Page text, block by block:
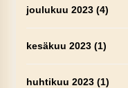
joulukuu 2023(4)
kesäkuu 2023(1)
huhtikuu 2023(1)